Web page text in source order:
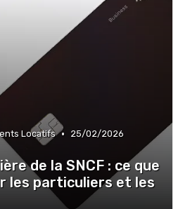
Locatifs • 25/02/2026
de la SNCF : ce que
les particuliers et les